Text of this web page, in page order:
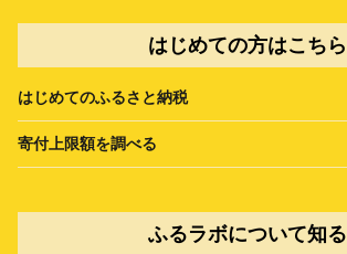
はじめての方はこちら
はじめてのふるさと納税
寄付上限額を調べる
ふるラボについて知る